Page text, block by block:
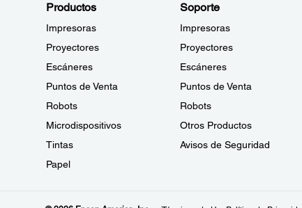
Productos
Impresoras
Proyectores
Escáneres
Puntos de Venta
Robots
Microdispositivos
Tintas
Papel
Soporte
Impresoras
Proyectores
Escáneres
Puntos de Venta
Robots
Otros Productos
Avisos de Seguridad